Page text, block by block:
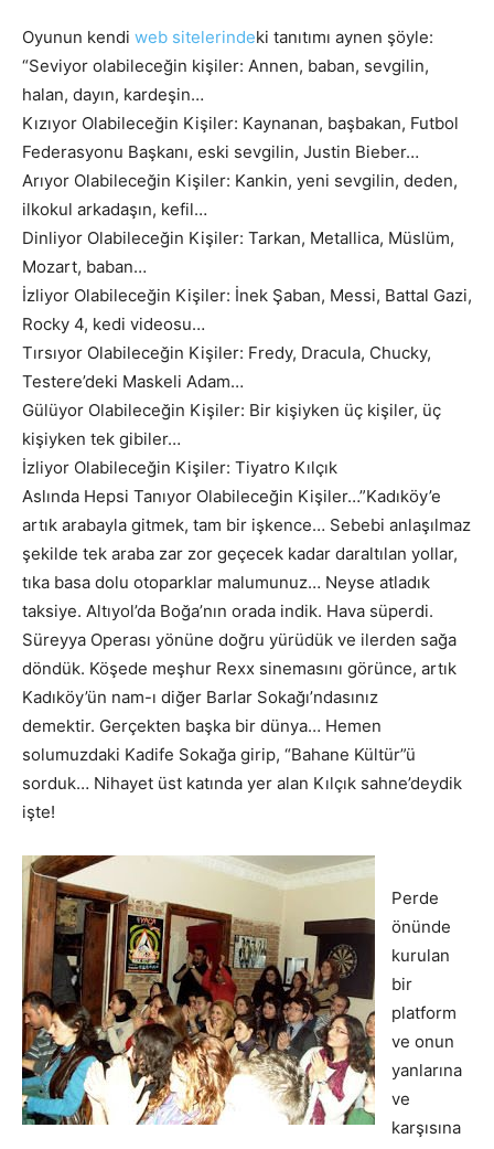
Oyunun kendi web sitelerindeki tanıtımı aynen şöyle:
“Seviyor olabileceğin kişiler: Annen, baban, sevgilin,
halan, dayın, kardeşin…
Kızıyor Olabileceğin Kişiler: Kaynanan, başbakan, Futbol
Federasyonu Başkanı, eski sevgilin, Justin Bieber…
Arıyor Olabileceğin Kişiler: Kankin, yeni sevgilin, deden,
ilkokul arkadaşın, kefil…
Dinliyor Olabileceğin Kişiler: Tarkan, Metallica, Müslüm,
Mozart, baban…
İzliyor Olabileceğin Kişiler: İnek Şaban, Messi, Battal Gazi,
Rocky 4, kedi videosu…
Tırsıyor Olabileceğin Kişiler: Fredy, Dracula, Chucky,
Testere’deki Maskeli Adam…
Gülüyor Olabileceğin Kişiler: Bir kişiyken üç kişiler, üç
kişiyken tek gibiler…
İzliyor Olabileceğin Kişiler: Tiyatro Kılçık
Aslında Hepsi Tanıyor Olabileceğin Kişiler…”Kadıköy’e
artık arabayla gitmek, tam bir işkence… Sebebi anlaşılmaz
şekilde tek araba zar zor geçecek kadar daraltılan yollar,
tıka basa dolu otoparklar malumunuz… Neyse atladık
taksiye. Altıyol’da Boğa’nın orada indik. Hava süperdi.
Süreyya Operası yönüne doğru yürüdük ve ilerden sağa
döndük. Köşede meşhur Rexx sinemasını görünce, artık
Kadıköy’ün nam-ı diğer Barlar Sokağı’ndasınız
demektir. Gerçekten başka bir dünya… Hemen
solumuzdaki Kadife Sokağa girip, “Bahane Kültür”ü
sorduk… Nihayet üst katında yer alan Kılçık sahne’deydik
işte!
Perde
önünde
kurulan
bir
platform
ve onun
yanlarına
ve
karşısına